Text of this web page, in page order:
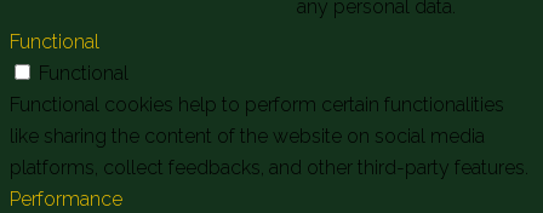
any personal data.
Functional
Functional
Functional cookies help to perform certain functionalities
like sharing the content of the website on social media
platforms, collect feedbacks, and other third-party features.
Performance